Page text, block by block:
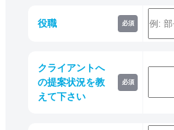
役職 必須
クライアントへ
の提案状況を教
えて下さい
必須